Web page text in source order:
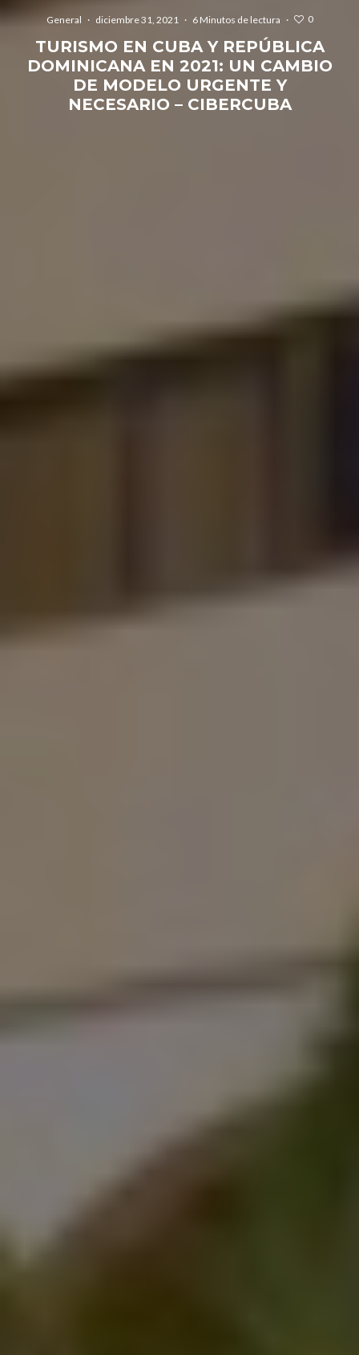
General · diciembre 31, 2021 · 6 Minutos de lectura · 0
TURISMO EN CUBA Y REPÚBLICA
DOMINICANA EN 2021: UN CAMBIO
DE MODELO URGENTE Y
NECESARIO – CIBERCUBA